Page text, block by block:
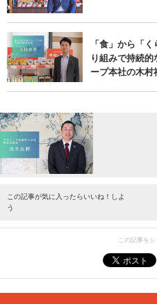
「食」から「
り組みで持続
ープ本社の木村
この記事が気に入ったらいいね！しよ
う
この記事をシ